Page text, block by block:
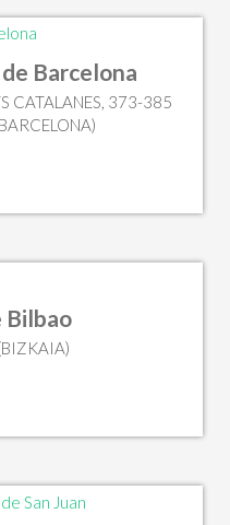
Barcelona
CATALANES, 373-385
Bilbao